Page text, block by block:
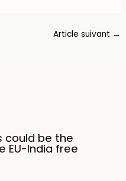
Article suivant →
could be the
EU-India free